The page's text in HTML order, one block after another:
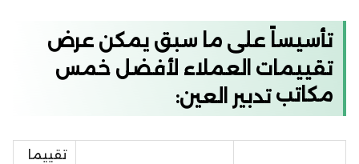
تأسيساً على ما سبق يمكن عرض
تقييمات العملاء لأفضل خمس
مكاتبتدبير العين:
تقييما